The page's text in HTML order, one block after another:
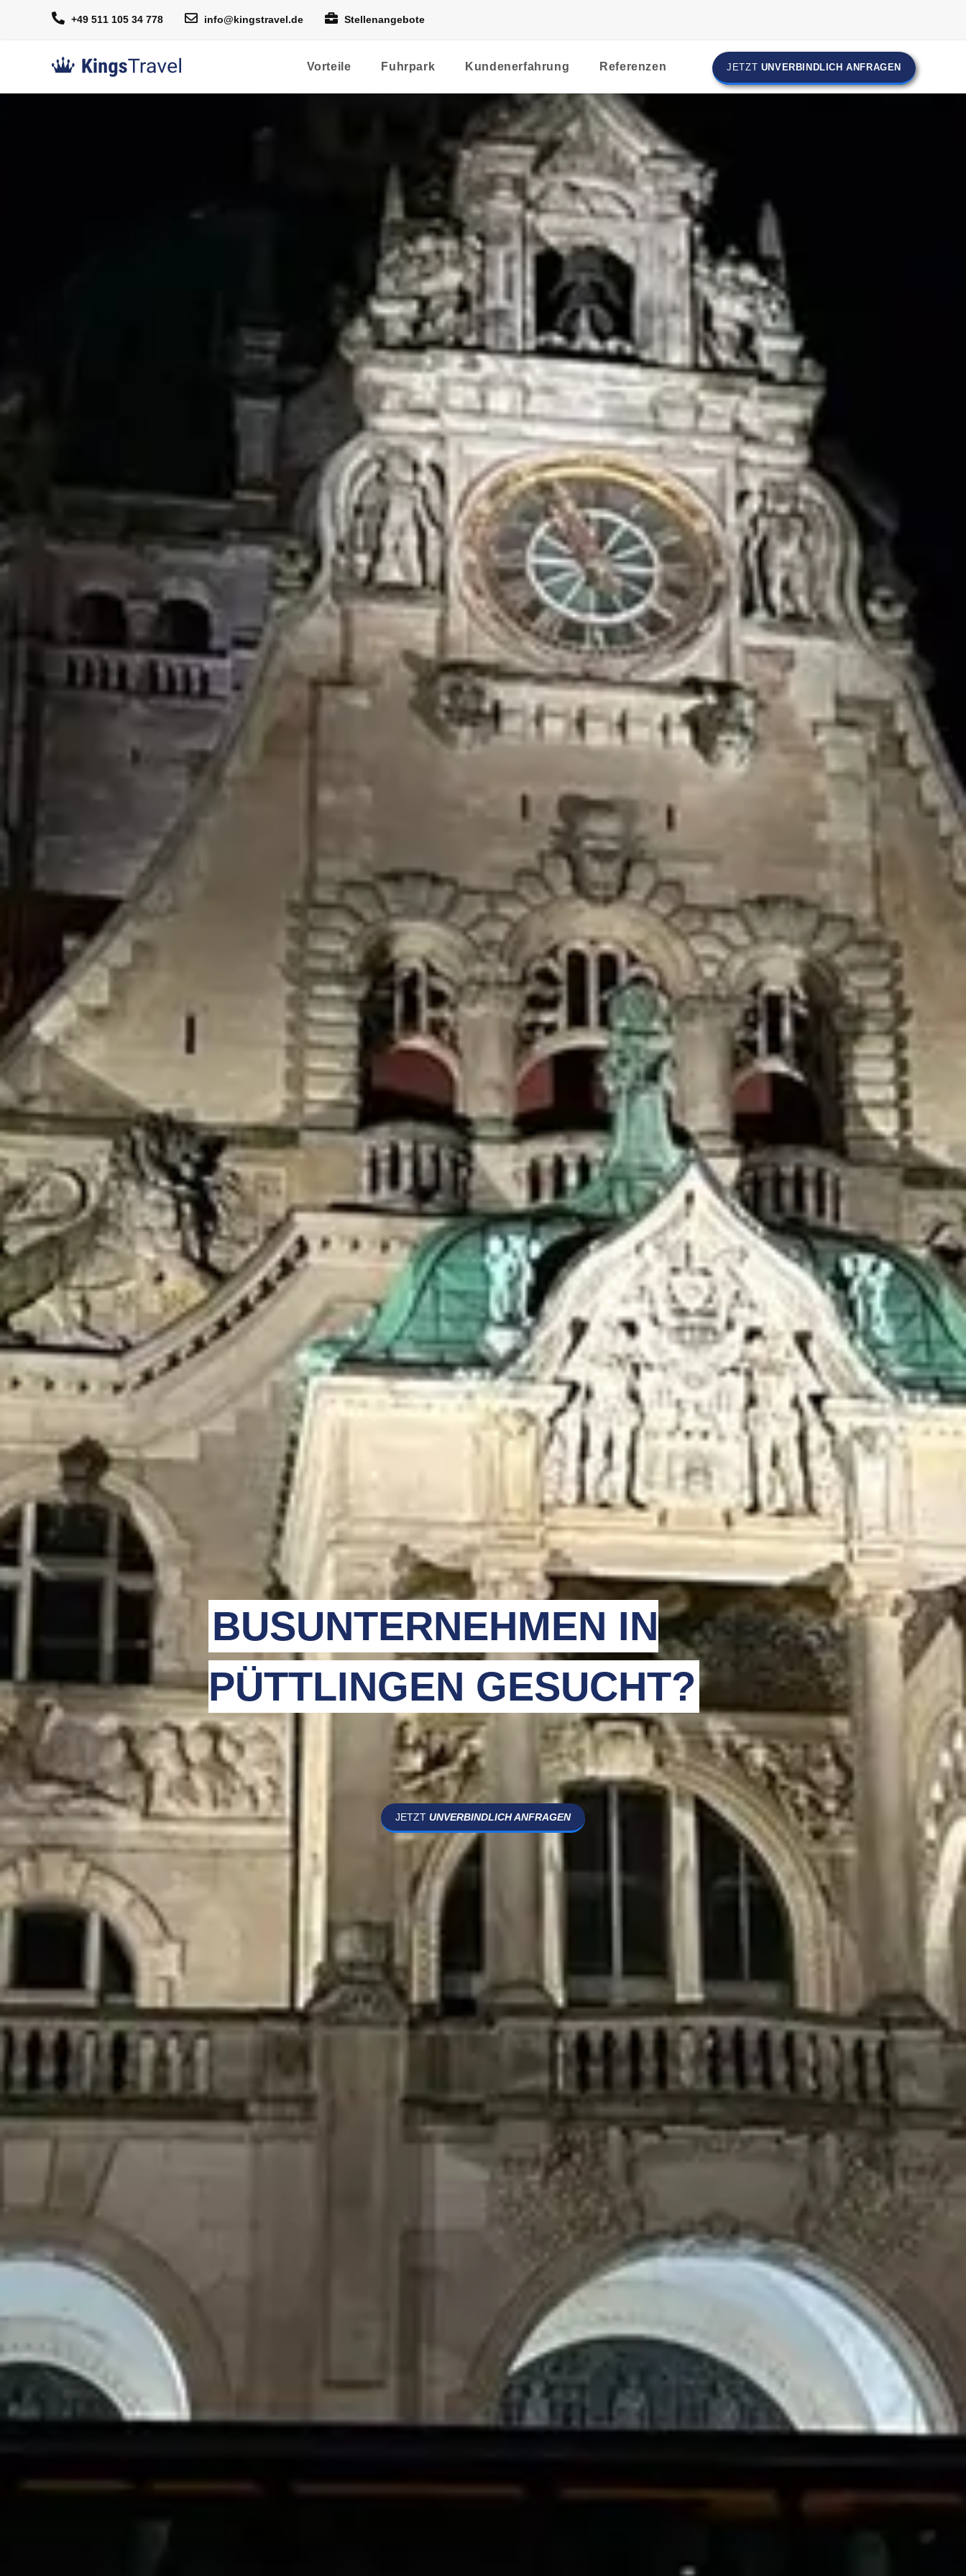
+49 511 105 34 778 info@kingstravel.de Stellenangebote
Vorteile Fuhrpark Kundenerfahrung Referenzen JETZT UNVERBINDLICH ANFRAGEN
BUSUNTERNEHMEN IN
PÜTTLINGEN GESUCHT?
JETZT UNVERBINDLICH ANFRAGEN